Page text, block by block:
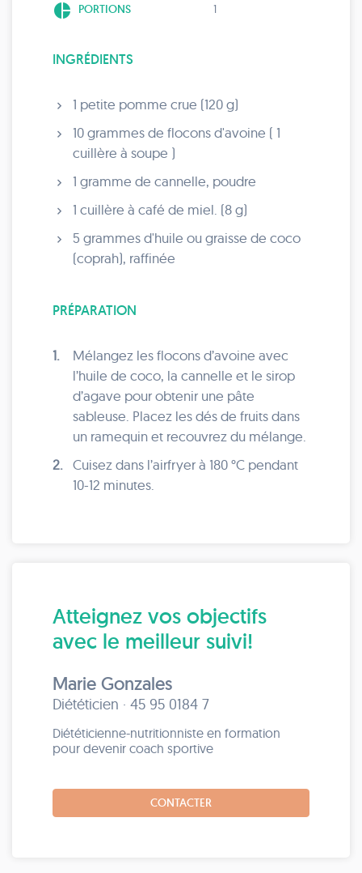
pie_chart PORTIONS 1
INGRÉDIENTS
1 petite pomme crue (120 g)
10 grammes de flocons d'avoine ( 1
cuillère à soupe )
1 gramme de cannelle, poudre
1 cuillère à café de miel. (8 g)
5 grammes d'huile ou graisse de coco
(coprah), raffinée
PRÉPARATION
1.
Mélangez les flocons d’avoine avec
l’huile de coco, la cannelle et le sirop
d’agave pour obtenir une pâte
sableuse. Placez les dés de fruits dans
un ramequin et recouvrez du mélange.
2.
Cuisez dans l’airfryer à 180 °C pendant
10-12 minutes.
Atteignez vos objectifs
avec le meilleur suivi!
Marie Gonzales
Diététicien · 45 95 0184 7
Diététicienne-nutritionniste en formation
pour devenir coach sportive
CONTACTER